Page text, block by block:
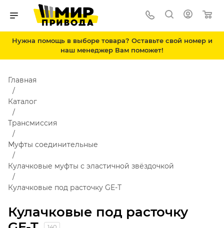
Нужна помощь в выборе товара? Оставьте свой номер и
наш менеджер Вам поможет!
Кулачковые под расточку
Главная
Каталог
Трансмиссия
Муфты соединительные
Кулачковые муфты с эластичной звёздочкой
Кулачковые под расточку GE-T